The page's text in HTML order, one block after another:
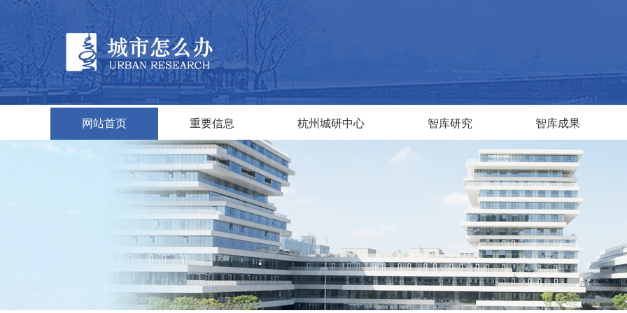
网站首页 重要信息 杭州城研中心 智库研究 智库成果